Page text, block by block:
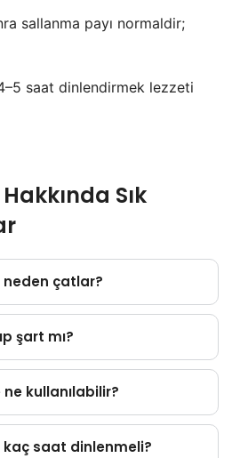
sallanma payı normaldir;
saat dinlendirmek lezzeti
Sık
çatlar?
şart mı?
kullanılabilir?
saat dinlenmeli?